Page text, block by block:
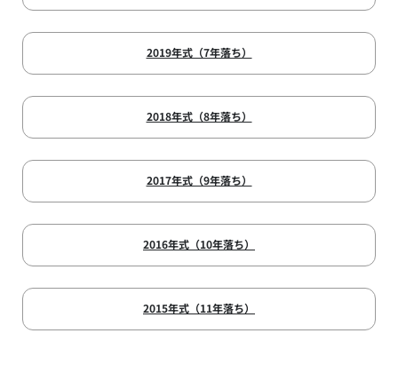
2019年式（7年落ち）
2018年式（8年落ち）
2017年式（9年落ち）
2016年式（10年落ち）
2015年式（11年落ち）